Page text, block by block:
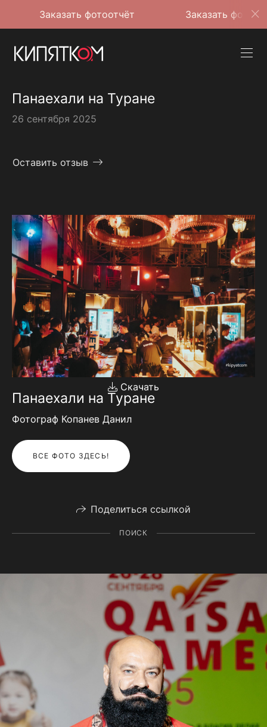
фотоотчёт Заказать фотоотчёт
Панаехали на Туране
26 сентября 2025
Оставить отзыв
Скачать
Панаехали на Туране
Фотограф Копанев Данил
ВСЕ ФОТО ЗДЕСЬ!
Поделиться ссылкой
ПОИСК